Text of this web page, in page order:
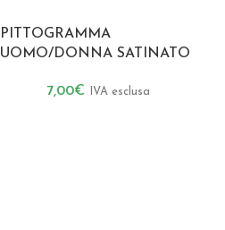
PITTOGRAMMA
UOMO/DONNA SATINATO
7,00€ IVA esclusa